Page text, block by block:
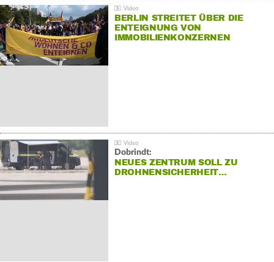
BERLIN STREITET ÜBER DIE
ENTEIGNUNG VON
IMMOBILIENKONZERNEN
Dobrindt:
NEUES ZENTRUM SOLL ZU
DROHNENSICHERHEIT…